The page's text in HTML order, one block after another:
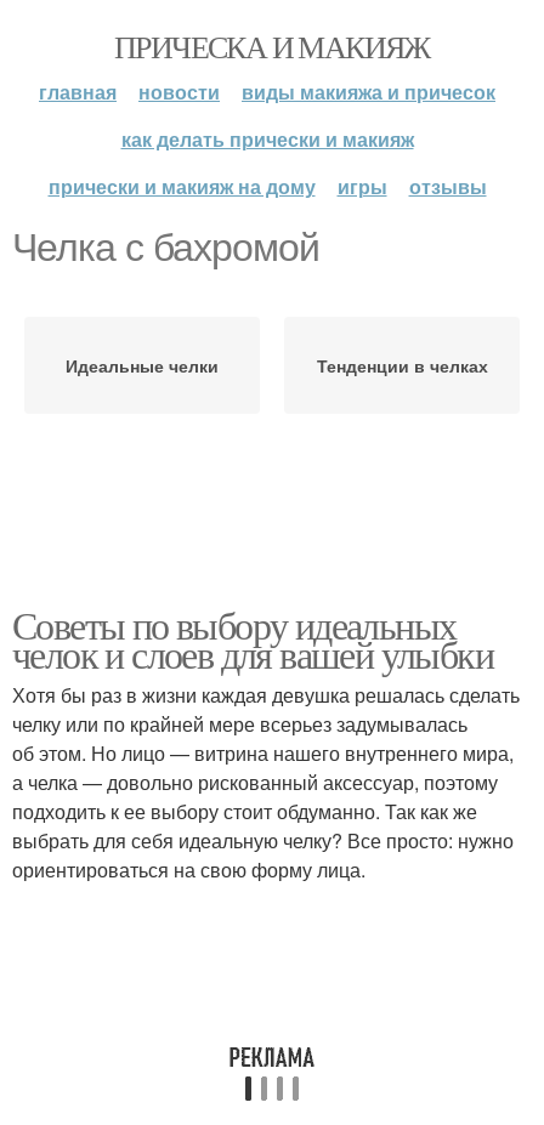
ПРИЧЕСКА И МАКИЯЖ
главная новости
виды макияжа и причесок
как делать прически и макияж
прически и макияж на дому
игры отзывы
Челка с бахромой
Идеальные челки Тенденции в челках
Советы по выбору идеальных
челок и слоев для вашей улыбки
Хотя бы раз в жизни каждая девушка решалась сделать
челку или по крайней мере всерьез задумывалась
об этом. Но лицо — витрина нашего внутреннего мира,
а челка — довольно рискованный аксессуар, поэтому
подходить к ее выбору стоит обдуманно. Так как же
выбрать для себя идеальную челку? Все просто: нужно
ориентироваться на свою форму лица.